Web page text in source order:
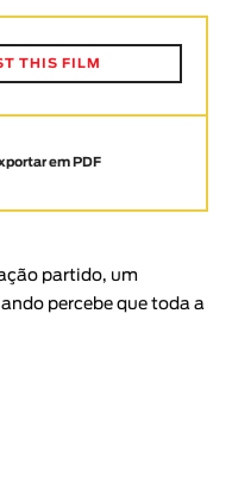
THIS FILM
em PDF
partido, um
percebe que toda a